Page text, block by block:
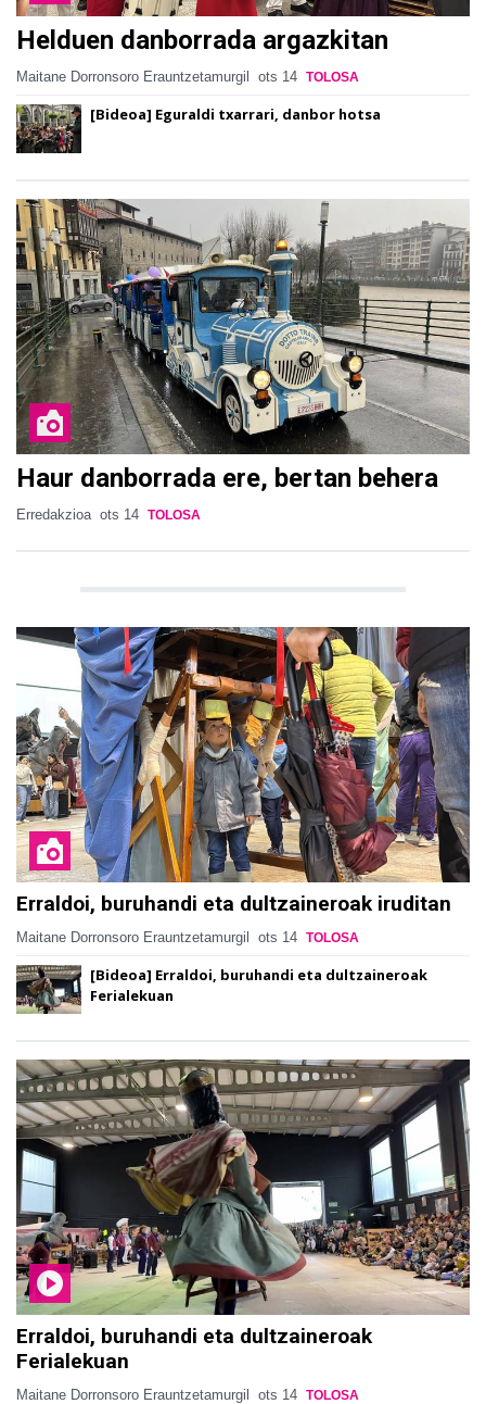
Helduen danborrada argazkitan
Maitane Dorronsoro Erauntzetamurgil ots 14 TOLOSA
[Bideoa] Eguraldi txarrari, danbor hotsa
Haur danborrada ere, bertan behera
Erredakzioa ots 14 TOLOSA
Erraldoi, buruhandi eta dultzaineroak iruditan
Maitane Dorronsoro Erauntzetamurgil ots 14 TOLOSA
[Bideoa] Erraldoi, buruhandi eta dultzaineroak
Ferialekuan
Erraldoi, buruhandi eta dultzaineroak
Ferialekuan
Maitane Dorronsoro Erauntzetamurgil ots 14 TOLOSA